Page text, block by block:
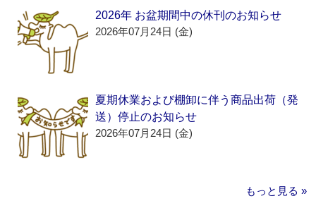
2026年 お盆期間中の休刊のお知らせ
2026年07月24日 (金)
夏期休業および棚卸に伴う商品出荷（発
送）停止のお知らせ
2026年07月24日 (金)
もっと見る »